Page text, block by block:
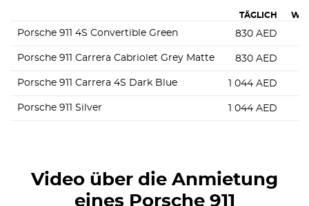
TÄGLICH
Porsche 911 4S Convertible Green 830 AED
Porsche 911 Carrera Cabriolet Grey Matte 830 AED
Porsche 911 Carrera 4S Dark Blue 1 044 AED
Porsche 911 Silver 1 044 AED
Video über die Anmietung
eines Porsche 911